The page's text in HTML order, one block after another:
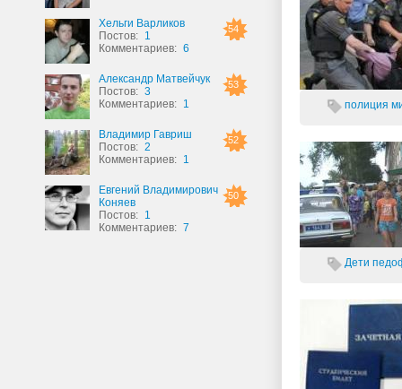
54
Хельги Варликов
Постов: 1
Комментариев: 6
53
Александр Матвейчук
Постов: 3
Комментариев: 1
52
Владимир Гавриш
Постов: 2
Комментариев: 1
50
Евгений Владимирович
Коняев
Постов: 1
Комментариев: 7
полиция
Дети